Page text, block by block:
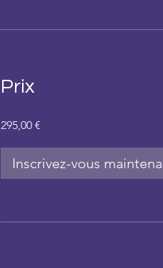
Prix
295,00 €
Inscrivez-vous